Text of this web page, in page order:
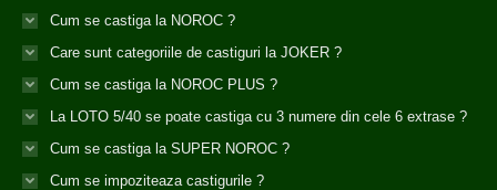
Cum se castiga la NOROC ?
Care sunt categoriile de castiguri la JOKER ?
Cum se castiga la NOROC PLUS ?
La LOTO 5/40 se poate castiga cu 3 numere din cele 6 extrase ?
Cum se castiga la SUPER NOROC ?
Cum se impoziteaza castigurile ?